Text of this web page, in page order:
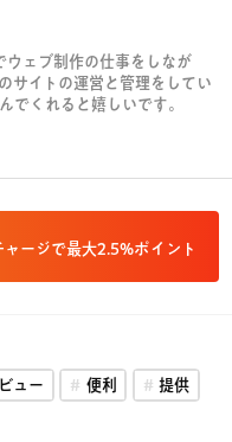
ェブ制作の仕事をしなが
サイトの運営と管理をしてい
でくれると嬉しいです。
ージで最大2.5%ポイント
ュー 便利 提供